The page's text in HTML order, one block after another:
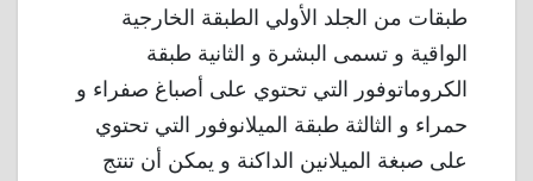
طبقات من الجلد الأولي الطبقة الخارجية
الواقية و تسمى البشرة و الثانية طبقة
الكروماتوفور التي تحتوي على أصباغ صفراء و
حمراء و الثالثة طبقة الميلانوفور التي تحتوي
على صبغة الميلانين الداكنة و يمكن أن تنتج